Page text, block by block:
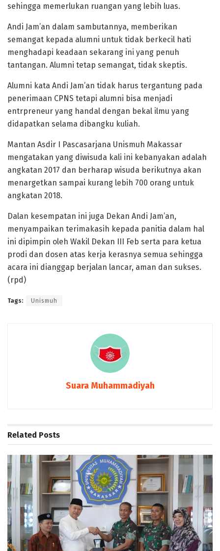
sehingga memerlukan ruangan yang lebih luas.
Andi Jam’an dalam sambutannya, memberikan
semangat kepada alumni untuk tidak berkecil hati
menghadapi keadaan sekarang ini yang penuh
tantangan. Alumni tetap semangat, tidak skeptis.
Alumni kata Andi Jam’an tidak harus tergantung pada
penerimaan CPNS tetapi alumni bisa menjadi
entrpreneur yang handal dengan bekal ilmu yang
didapatkan selama dibangku kuliah.
Mantan Asdir I Pascasarjana Unismuh Makassar
mengatakan yang diwisuda kali ini kebanyakan adalah
angkatan 2017 dan berharap wisuda berikutnya akan
menargetkan sampai kurang lebih 700 orang untuk
angkatan 2018.
Dalan kesempatan ini juga Dekan Andi Jam’an,
menyampaikan terimakasih kepada panitia dalam hal
ini dipimpin oleh Wakil Dekan III Feb serta para ketua
prodi dan dosen atas kerja kerasnya semua sehingga
acara ini dianggap berjalan lancar, aman dan sukses.
(rpd)
Tags: Unismuh
Suara Muhammadiyah
Related Posts